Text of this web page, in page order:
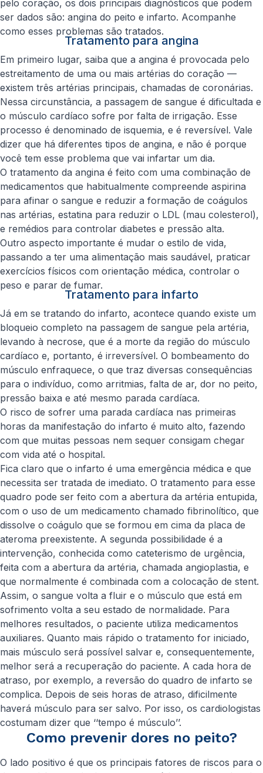
pelo coração, os dois principais diagnósticos que podem
ser dados são: angina do peito e infarto. Acompanhe
como esses problemas são tratados.
Tratamento para angina
Em primeiro lugar, saiba que a angina é provocada pelo
estreitamento de uma ou mais artérias do coração —
existem três artérias principais, chamadas de coronárias.
Nessa circunstância, a passagem de sangue é dificultada e
o músculo cardíaco sofre por falta de irrigação. Esse
processo é denominado de isquemia, e é reversível. Vale
dizer que há diferentes tipos de angina, e não é porque
você tem esse problema que vai infartar um dia.
O tratamento da angina é feito com uma combinação de
medicamentos que habitualmente compreende aspirina
para afinar o sangue e reduzir a formação de coágulos
nas artérias, estatina para reduzir o LDL (mau colesterol),
e remédios para controlar diabetes e pressão alta.
Outro aspecto importante é mudar o estilo de vida,
passando a ter uma alimentação mais saudável, praticar
exercícios físicos com orientação médica, controlar o
peso e parar de fumar.
Tratamento para infarto
Já em se tratando do infarto, acontece quando existe um
bloqueio completo na passagem de sangue pela artéria,
levando à necrose, que é a morte da região do músculo
cardíaco e, portanto, é irreversível. O bombeamento do
músculo enfraquece, o que traz diversas consequências
para o indivíduo, como arritmias, falta de ar, dor no peito,
pressão baixa e até mesmo parada cardíaca.
O risco de sofrer uma parada cardíaca nas primeiras
horas da manifestação do infarto é muito alto, fazendo
com que muitas pessoas nem sequer consigam chegar
com vida até o hospital.
Fica claro que o infarto é uma emergência médica e que
necessita ser tratada de imediato. O tratamento para esse
quadro pode ser feito com a abertura da artéria entupida,
com o uso de um medicamento chamado fibrinolítico, que
dissolve o coágulo que se formou em cima da placa de
ateroma preexistente. A segunda possibilidade é a
intervenção, conhecida como cateterismo de urgência,
feita com a abertura da artéria, chamada angioplastia, e
que normalmente é combinada com a colocação de stent.
Assim, o sangue volta a fluir e o músculo que está em
sofrimento volta a seu estado de normalidade. Para
melhores resultados, o paciente utiliza medicamentos
auxiliares. Quanto mais rápido o tratamento for iniciado,
mais músculo será possível salvar e, consequentemente,
melhor será a recuperação do paciente. A cada hora de
atraso, por exemplo, a reversão do quadro de infarto se
complica. Depois de seis horas de atraso, dificilmente
haverá músculo para ser salvo. Por isso, os cardiologistas
costumam dizer que ‘‘tempo é músculo’’.
Como prevenir dores no peito?
O lado positivo é que os principais fatores de riscos para o